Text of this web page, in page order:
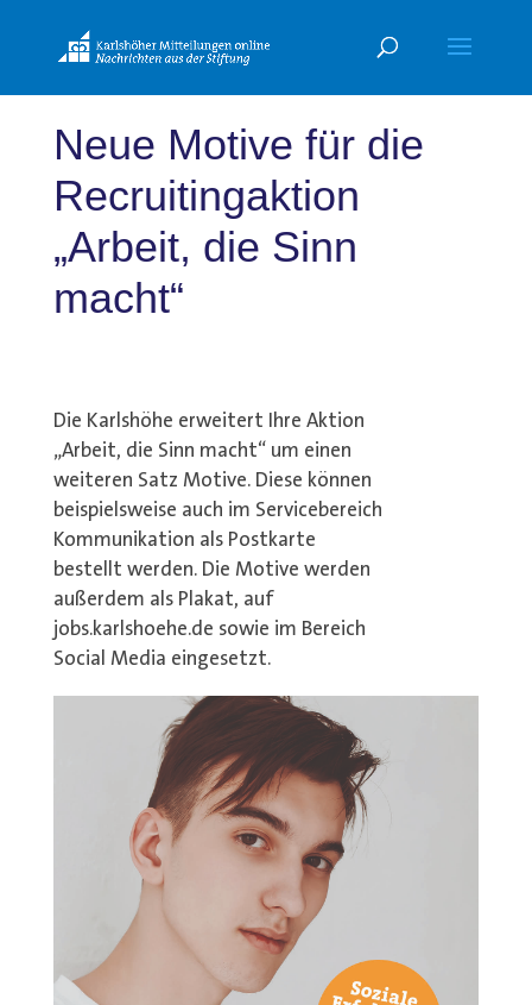
Neue Motive für die
Recruitingaktion
„Arbeit, die Sinn
macht“
Die Karlshöhe erweitert Ihre Aktion
„Arbeit, die Sinn macht“ um einen
weiteren Satz Motive. Diese können
beispielsweise auch im Servicebereich
Kommunikation als Postkarte
bestellt werden. Die Motive werden
außerdem als Plakat, auf
jobs.karlshoehe.de sowie im Bereich
Social Media eingesetzt.